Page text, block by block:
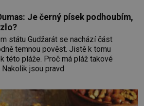
Je černý písek podhoubím,
státu Gudžarát se nachází část
temnou pověst. Jistě k tomu
této pláže. Proč má pláž takové
netypické zbarvení? Nakolik jsou pravd